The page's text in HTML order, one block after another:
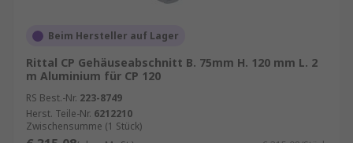
Beim Hersteller auf Lager
Rittal CP Gehäuseabschnitt B. 75mm H. 120 mm L. 2
m Aluminium für CP 120
RS Best.-Nr. 223-8749
Herst. Teile-Nr. 6212210
Zwischensumme (1 Stück)